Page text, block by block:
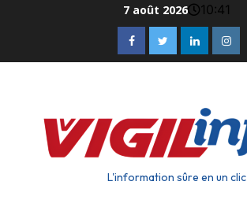
7 août 2026 10:41
L'information sûre en un clic